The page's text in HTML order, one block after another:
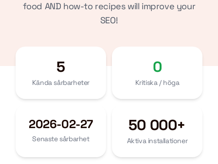
food AND how-to recipes will improve your
SEO!
5
Kända sårbarheter
0
Kritiska / höga
2026-02-27
Senaste sårbarhet
50 000+
Aktiva installationer